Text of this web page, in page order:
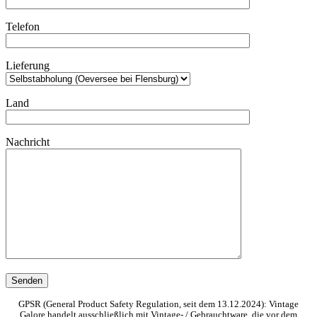
Telefon
Lieferung
Land
Nachricht
GPSR (General Product Safety Regulation, seit dem 13.12.2024): Vintage